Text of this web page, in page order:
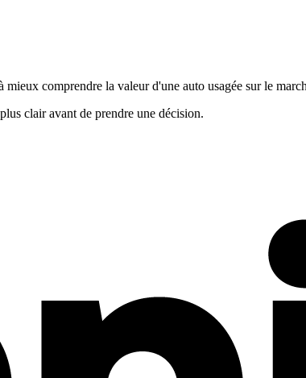
comprendre la valeur d'une auto usagée sur le
clair avant de prendre une décision.